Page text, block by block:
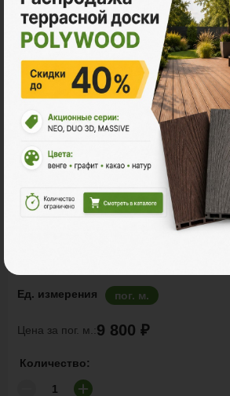
Заборы и ограждения
Ед. измерения пог. м.
Цена за пог. м.:9 800 ₽
Количество: